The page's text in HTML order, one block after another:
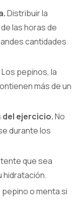
Distribuir la
las horas de
cantidades
Los pepinos, la
más de un
del ejercicio.No
durante los
que sea
hidratación.
pepino o menta si